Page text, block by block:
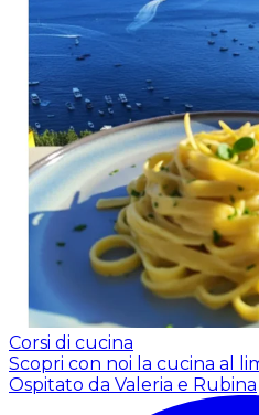
Corsi di cucina
Scopri con noi la cucina al
Ospitato da Valeria e Rubina